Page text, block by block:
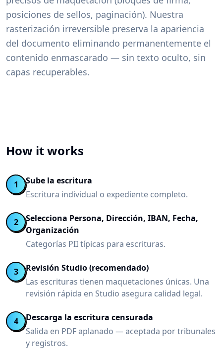
posiciones de sellos, paginación). Nuestra
rasterización irreversible preserva la apariencia
del documento eliminando permanentemente el
contenido enmascarado — sin texto oculto, sin
capas recuperables.
How it works
1
Sube la escritura
Escritura individual o expediente completo.
2
Selecciona Persona, Dirección, IBAN, Fecha,
Organización
Categorías PII típicas para escrituras.
3
Revisión Studio (recomendado)
Las escrituras tienen maquetaciones únicas. Una
revisión rápida en Studio asegura calidad legal.
4
Descarga la escritura censurada
Salida en PDF aplanado — aceptada por tribunales
y registros.